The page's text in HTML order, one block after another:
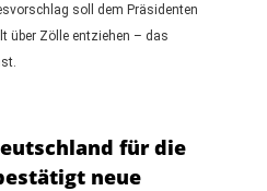
soll dem Präsidenten
über Zölle entziehen – das
für die
neue